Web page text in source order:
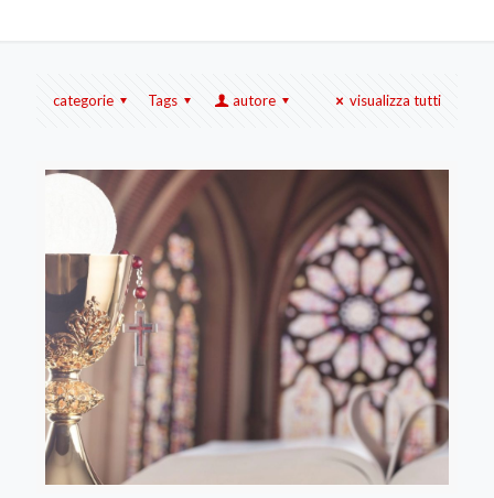
categorie Tags autore visualizza tutti